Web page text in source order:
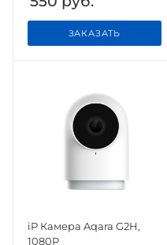
LYWSD03MMC
ЗАКАЗАТЬ
iP Камера Aqara G2H,
1080P